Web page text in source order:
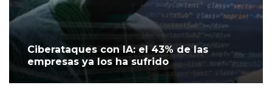
Ciberataques con IA: el 43% de las
empresas ya los ha sufrido